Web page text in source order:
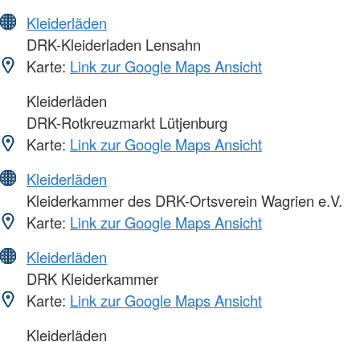
Kleiderläden
DRK-Kleiderladen Lensahn
Karte: Link zur Google Maps Ansicht
Kleiderläden
DRK-Rotkreuzmarkt Lütjenburg
Karte: Link zur Google Maps Ansicht
Kleiderläden
Kleiderkammer des DRK-Ortsverein Wagrien e.V.
Karte: Link zur Google Maps Ansicht
Kleiderläden
DRK Kleiderkammer
Karte: Link zur Google Maps Ansicht
Kleiderläden